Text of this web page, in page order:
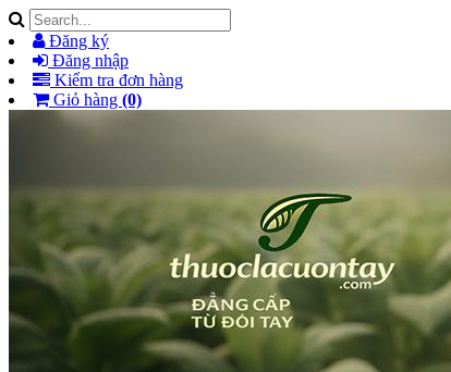
Đăng ký
Đăng nhập
Kiểm tra đơn hàng
Giỏ hàng (0)